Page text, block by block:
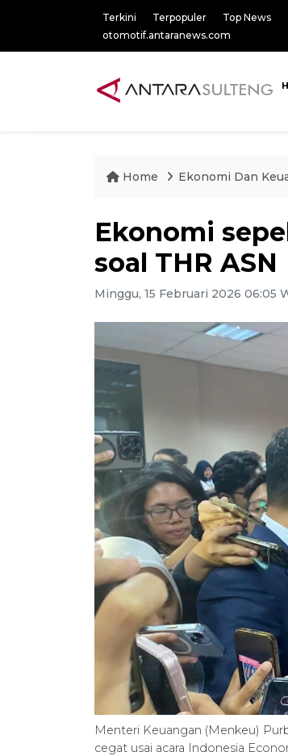
Terkini Terpopuler Top News
otomotif.antaranews.com
Home Ekonomi Dan
Ekonomi
soal THR ASN
Minggu, 15 Februari 2026 06:05
Menteri Keuangan (Menkeu)
cegat usai acara Indonesia